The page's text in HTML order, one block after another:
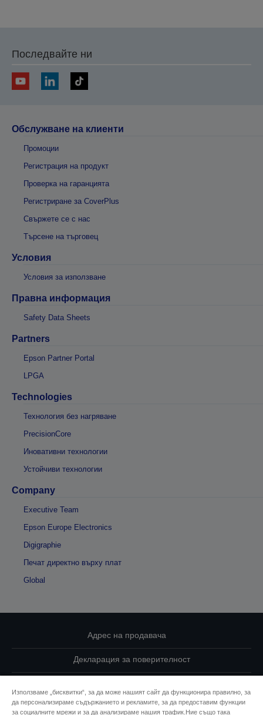
Последвайте ни
Обслужване на клиенти
Промоции
Регистрация на продукт
Проверка на гаранцията
Регистриране за CoverPlus
Свържете се с нас
Търсене на търговец
Условия
Условия за използване
Правна информация
Safety Data Sheets
Partners
Epson Partner Portal
LPGA
Technologies
Технология без нагряване
PrecisionCore
Иновативни технологии
Устойчиви технологии
Company
Executive Team
Epson Europe Electronics
Digigraphie
Печат директно върху плат
Global
Адрес на продавача
Декларация за поверителност
Свържете се с нас за Вашите данни
Използваме „бисквитки“, за да може нашият сайт да функционира правилно, за
да персонализираме съдържанието и рекламите, за да предоставим функции
за социалните мрежи и за да анализираме нашия трафик.Ние също така